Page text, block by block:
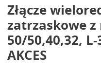
Złącze
zatrzaskowe
50/50,40,32,
AKCES